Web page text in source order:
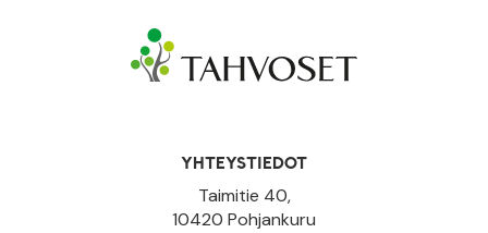
YHTEYSTIEDOT
Taimitie 40,
10420 Pohjankuru